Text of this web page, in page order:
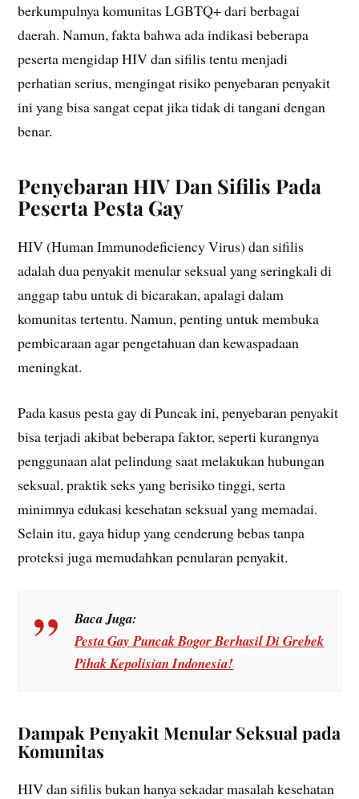
berkumpulnya komunitas LGBTQ+ dari berbagai
daerah. Namun, fakta bahwa ada indikasi beberapa
peserta mengidap HIV dan sifilis tentu menjadi
perhatian serius, mengingat risiko penyebaran penyakit
ini yang bisa sangat cepat jika tidak di tangani dengan
benar.
Penyebaran HIV Dan Sifilis Pada
Peserta Pesta Gay
HIV (Human Immunodeficiency Virus) dan sifilis
adalah dua penyakit menular seksual yang seringkali di
anggap tabu untuk di bicarakan, apalagi dalam
komunitas tertentu. Namun, penting untuk membuka
pembicaraan agar pengetahuan dan kewaspadaan
meningkat.
Pada kasus pesta gay di Puncak ini, penyebaran penyakit
bisa terjadi akibat beberapa faktor, seperti kurangnya
penggunaan alat pelindung saat melakukan hubungan
seksual, praktik seks yang berisiko tinggi, serta
minimnya edukasi kesehatan seksual yang memadai.
Selain itu, gaya hidup yang cenderung bebas tanpa
proteksi juga memudahkan penularan penyakit.
Baca Juga:
Pesta Gay Puncak Bogor Berhasil Di Grebek
Pihak Kepolisian Indonesia!
Dampak Penyakit Menular Seksual pada
Komunitas
HIV dan sifilis bukan hanya sekadar masalah kesehatan